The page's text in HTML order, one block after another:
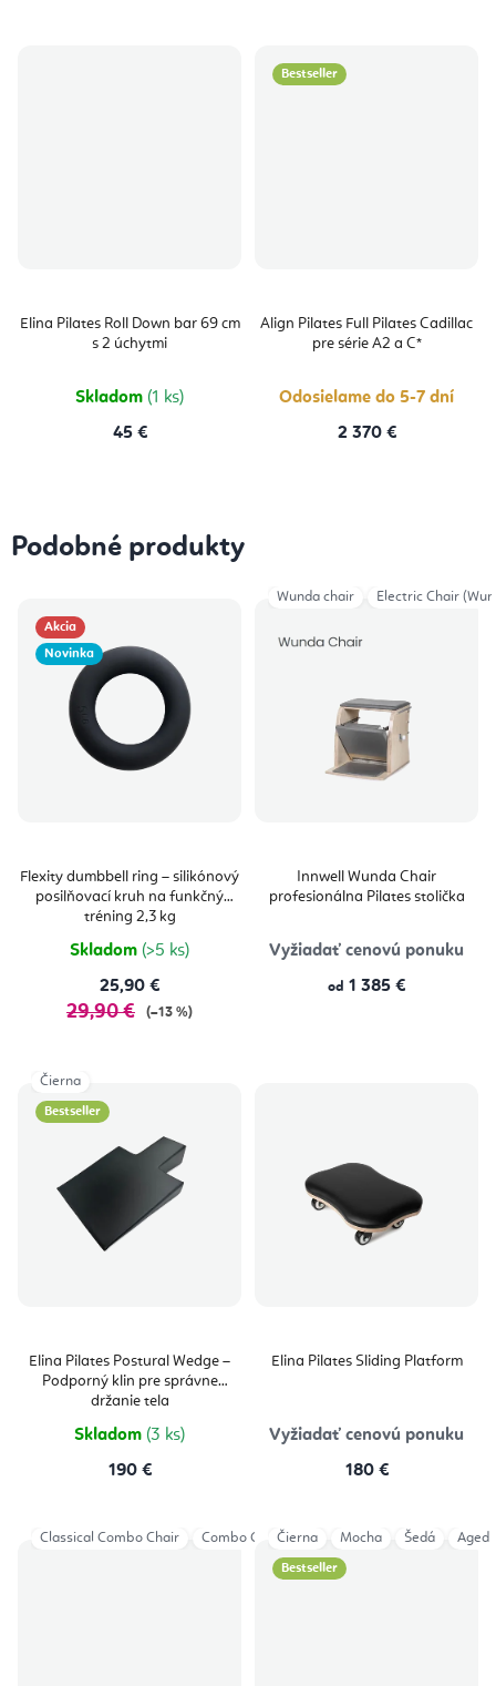
Elina Pilates Roll Down bar 69 cm
s 2 úchytmi
Skladom (1 ks)
45 €
Bestseller
Align Pilates Full Pilates Cadillac
pre série A2 a C*
Odosielame do 5-7 dní
2 370 €
Podobné produkty
Akcia
Novinka
Flexity dumbbell ring – silikónový
posilňovací kruh na funkčný
tréning 2,3 kg
Skladom (>5 ks)
25,90 €
29,90 € (–13 %)
Innwell Wunda Chair
profesionálna Pilates stolička
Vyžiadať cenovú ponuku
od 1 385 €
Wunda chair Electric Chair
Bestseller
Elina Pilates Postural Wedge –
Podporný klin pre správne
držanie tela
Skladom (3 ks)
190 €
Čierna
Elina Pilates Sliding Platform
Vyžiadať cenovú ponuku
180 €
Classical Combo Chair Combo Chair-steel base Combo Chair PRO
Bestseller
Čierna Mocha Šedá Aged